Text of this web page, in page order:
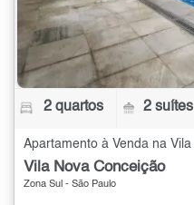
2 quartos 2 suítes
Vila Nova Conceição
Zona Sul - São Paulo